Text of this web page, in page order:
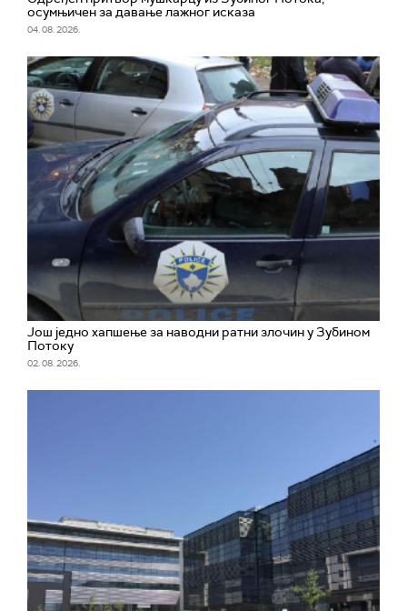
осумњичен за давање лажног исказа
04. 08. 2026.
Још једно хапшење за наводни ратни злочин у Зубином
Потоку
02. 08. 2026.